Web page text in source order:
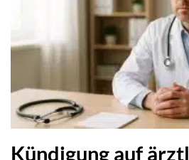
Kündigung auf